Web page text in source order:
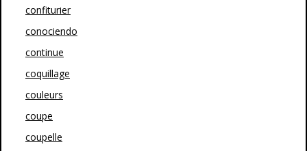
confiturier
conociendo
continue
coquillage
couleurs
coupe
coupelle